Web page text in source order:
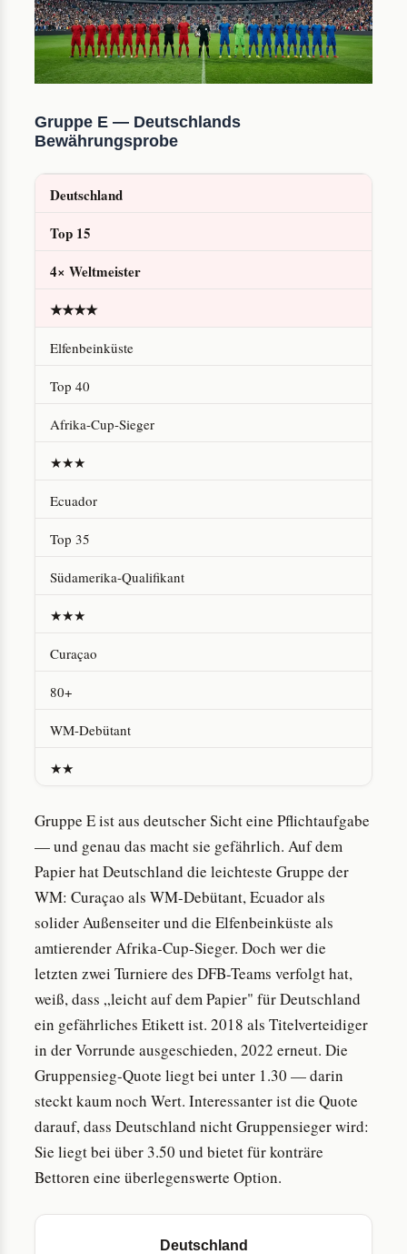
Gruppe E — Deutschlands
Bewährungsprobe
Deutschland
Top 15
4× Weltmeister
★★★★
Elfenbeinküste
Top 40
Afrika-Cup-Sieger
★★★
Ecuador
Top 35
Südamerika-Qualifikant
★★★
Curaçao
80+
WM-Debütant
★★
Gruppe E ist aus deutscher Sicht eine Pflichtaufgabe
— und genau das macht sie gefährlich. Auf dem
Papier hat Deutschland die leichteste Gruppe der
WM: Curaçao als WM-Debütant, Ecuador als
solider Außenseiter und die Elfenbeinküste als
amtierender Afrika-Cup-Sieger. Doch wer die
letzten zwei Turniere des DFB-Teams verfolgt hat,
weiß, dass „leicht auf dem Papier" für Deutschland
ein gefährliches Etikett ist. 2018 als Titelverteidiger
in der Vorrunde ausgeschieden, 2022 erneut. Die
Gruppensieg-Quote liegt bei unter 1.30 — darin
steckt kaum noch Wert. Interessanter ist die Quote
darauf, dass Deutschland nicht Gruppensieger wird:
Sie liegt bei über 3.50 und bietet für konträre
Bettoren eine überlegenswerte Option.
Deutschland